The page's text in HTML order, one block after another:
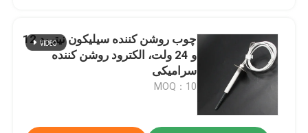
چوب روشن کننده سیلیکون نیترید 12
و 24 ولت، الکترود روشن کننده
سرامیکی
MOQ：10